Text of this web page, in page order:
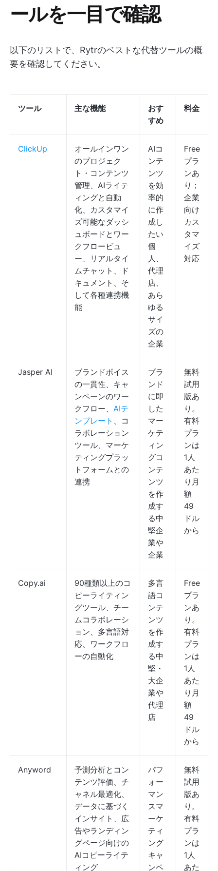
ールを一目で確認
以下のリストで、Rytrのベストな代替ツールの概
要を確認してください。
ツール 主な機能
おす
すめ
料金
ClickUp
オールインワン
のプロジェク
ト・コンテンツ
管理、AIライテ
ィングと自動
化、カスタマイ
ズ可能なダッシ
ュボードとワー
クフロービュ
ー、リアルタイ
ムチャット、ド
キュメント、そ
して各種連携機
能
AIコ
ンテ
ンツ
を効
率的
に作
成し
たい
個
人、
代理
店、
あら
ゆる
サイ
ズの
企業
Free
プラ
ンあ
り；
企業
向け
カス
タマ
イズ
対応
Jasper AI
ブランドボイス
の一貫性、キャ
ンペーンのワー
クフロー、 AIテ
ンプレート 、コ
ラボレーション
ツール、マーケ
ティングプラッ
トフォームとの
連携
ブラ
ンド
に即
した
マー
ケテ
ィン
グコ
ンテ
ンツ
を作
成す
る中
堅企
業や
企業
無料
試用
版あ
り。
有料
プラ
ンは
1人
あた
り月
額
49
ドル
から
Copy.ai
90種類以上のコ
ピーライティン
グツール、チー
ムコラボレーシ
ョン、多言語対
応、ワークフロ
ーの自動化
多言
語コ
ンテ
ンツ
を作
成す
る中
堅・
大企
業や
代理
店
Free
プラ
ンあ
り。
有料
プラ
ンは
1人
あた
り月
額
49
ドル
から
Anyword
予測分析とコン
テンツ評価、チ
ャネル最適化、
データに基づく
インサイト、広
告やランディン
グページ向けの
AIコピーライテ
ィング
パフ
ォー
マン
スマ
ーケ
ティ
ング
キャ
ンペ
無料
試用
版あ
り。
有料
プラ
ンは
1人
あた